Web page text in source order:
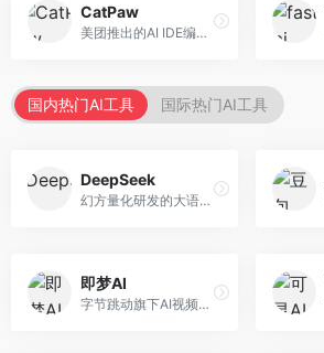
CatPaw
美团推出的AI IDE编程工具，专注于本地开发生态。面向开发者，提供智能代码补全、代码生成、项目管理等服务，本地开发体验好。
国内热门AI工具 国际热门AI工具
DeepSeek
幻方量化研发的大语言模型平台，专注于深度推理和代码生成能力。面向开发者、研究人员和技术爱好者，提供强大的逻辑推理和数学计算功能，开源生态完善，API接口友好。
即梦AI
字节跳动旗下AI视频创作平台，支持多模态内容生成。面向内容创作者和营销人员，提供文生视频、图生视频、智能剪辑等功能，中文理解能力强，创作效率高。